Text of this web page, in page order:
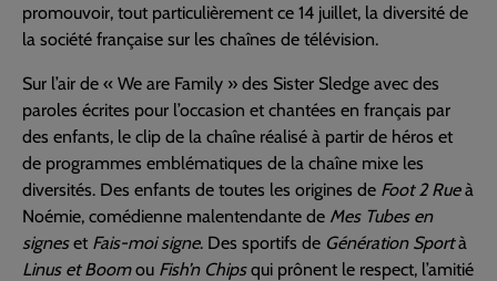
promouvoir, tout particulièrement ce 14 juillet, la diversité de
la société française sur les chaînes de télévision.
Sur l’air de « We are Family » des Sister Sledge avec des
paroles écrites pour l’occasion et chantées en français par
des enfants, le clip de la chaîne réalisé à partir de héros et
de programmes emblématiques de la chaîne mixe les
diversités. Des enfants de toutes les origines de Foot 2 Rueà
Noémie, comédienne malentendante de Mes Tubes en
signeset Fais-moi signe. Des sportifs de Génération Sportà
Linus et Boomou Fish’n Chipsqui prônent le respect, l’amitié